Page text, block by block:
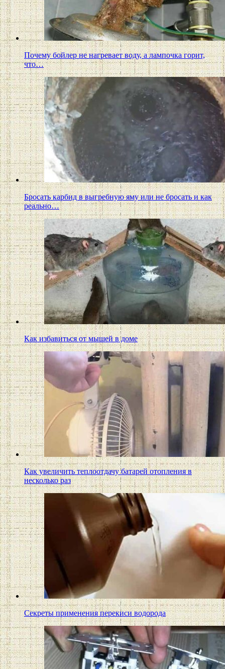
Почему бойлер не нагревает воду, а лампочка горит,
что…
Бросать карбид в выгребную яму или не бросать и как
реально…
Как избавиться от мышей в доме
Как увеличить теплоотдачу батарей отопления в
несколько раз
Секреты применения перекиси водорода